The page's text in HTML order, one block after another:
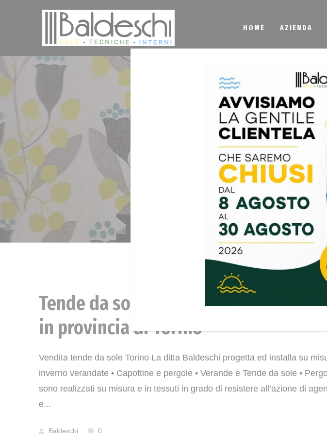
HOME AZIENDA
News
Tende da sole vendita
in provincia di Torino
Vendita tende da sole Torino La ditta Baldeschi progetta ed installa su
inverno verandate • Capottine e pergole • Verande e Tende da sole •
sono realizzati su misura e in tessuti in grado di resistere all’azione di
e...
Baldeschi 0